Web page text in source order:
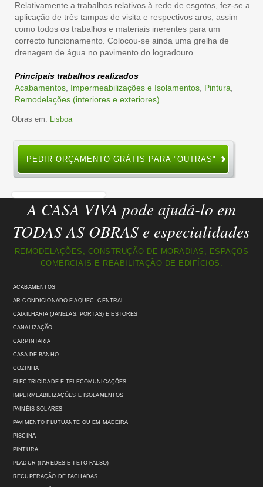
Relativamente a trabalhos relativos à rede de esgotos, fez-se a
aplicação de três tampas de visita e respectivos aros, assim
como todos os trabalhos e materiais inerentes para um
correcto funcionamento. Colocou-se ainda uma grelha de
drenagem de água no pavimento do logradouro.
Principais trabalhos realizados
Acabamentos Impermeabilizações e Isolamentos Pintura
Remodelações (interiores e exteriores)
Obras em: Lisboa
PEDIR ORÇAMENTO GRÁTIS PARA "OUTRAS"
A CASA VIVA pode ajudá-lo em
TODAS AS OBRAS e especialidades
REMODELAÇÕES, CONSTRUÇÃO DE MORADIAS, ESPAÇOS
COMERCIAIS E REABILITAÇÃO DE EDIFÍCIOS:
ACABAMENTOS
AR CONDICIONADO E AQUEC. CENTRAL
CAIXILHARIA (JANELAS, PORTAS) E ESTORES
CANALIZAÇÃO
CARPINTARIA
CASA DE BANHO
COZINHA
ELECTRICIDADE E TELECOMUNICAÇÕES
IMPERMEABILIZAÇÕES E ISOLAMENTOS
PAINÉIS SOLARES
PAVIMENTO FLUTUANTE OU EM MADEIRA
PISCINA
PINTURA
PLADUR (PAREDES E TETO-FALSO)
RECUPERAÇÃO DE FACHADAS